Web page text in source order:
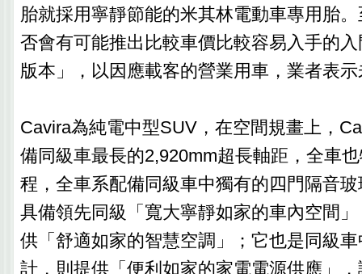
胎就採用寧靜節能的米其林電動車專用胎
否會有可能推出比較車價比較容易入手的
版本」，以因應載客的營業用車，業者表
Cavira為純電中型SUV，在空間規畫上，
備同級車最長的2,920mm超長軸距，全車
程，全車系配備同級車中獨有的四門隔音
具備領先同級「寬大寧靜如家的車內空間
供「舒適如家的智慧空調」；它也是同級
計，則提供「便利如家的家電電源供應」